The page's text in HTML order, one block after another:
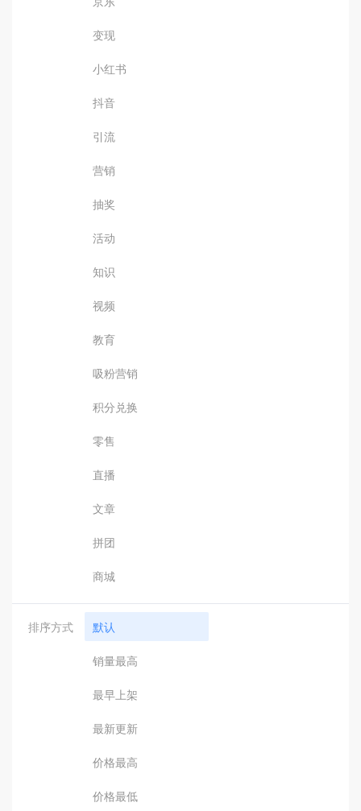
变现
小红书
抖音
引流
营销
抽奖
活动
知识
视频
教育
吸粉营销
积分兑换
零售
直播
文章
拼团
商城
排序方式 默认
销量最高
最早上架
最新更新
价格最高
价格最低